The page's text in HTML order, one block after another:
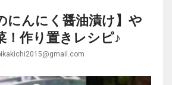
にんにく醤油漬け】や
！作り置きレシピ♪